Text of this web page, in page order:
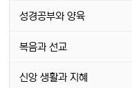
성경공부와 양육
복음과 선교
신앙 생활과 지혜